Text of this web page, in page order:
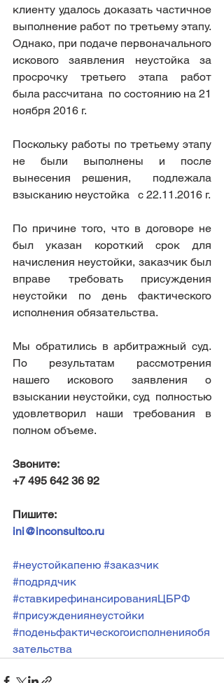
клиенту удалось доказать частичное
выполнение работ по третьему этапу.
Однако, при подаче первоначального
искового заявления неустойка за
просрочку третьего этапа работ
была рассчитана  по состоянию на 21
ноября 2016 г.
Поскольку работы по третьему этапу
не были выполнены и после
вынесения решения,  подлежала
По причине того, что в договоре не
был указан короткий срок для
начисления неустойки, заказчик был
вправе требовать присуждения
неустойки по день фактического
исполнения обязательства.
Мы обратились в арбитражный суд.
По результатам рассмотрения
нашего искового заявления о
взыскании неустойки, суд  полностью
удовлетворил наши требования в
полном объеме.
Звоните:
+7 495 642 36 92
Пишите:
ini@inconsultco.ru
#неустойкапеню #заказчик
#подрядчик
#ставкирефинансированияЦБРФ
#присуждениянеустойки
#поденьфактическогоисполненияобя
зательства